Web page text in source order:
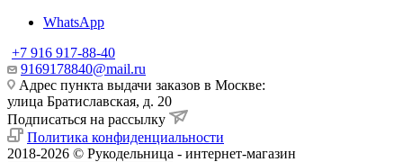
WhatsApp
+7 916 917-88-40
9169178840@mail.ru
Адрес пункта выдачи заказов в Москве:
улица Братиславская, д. 20
Подписаться на рассылку
Политика конфиденциальности
2018-2026 © Рукодельница - интернет-магазин